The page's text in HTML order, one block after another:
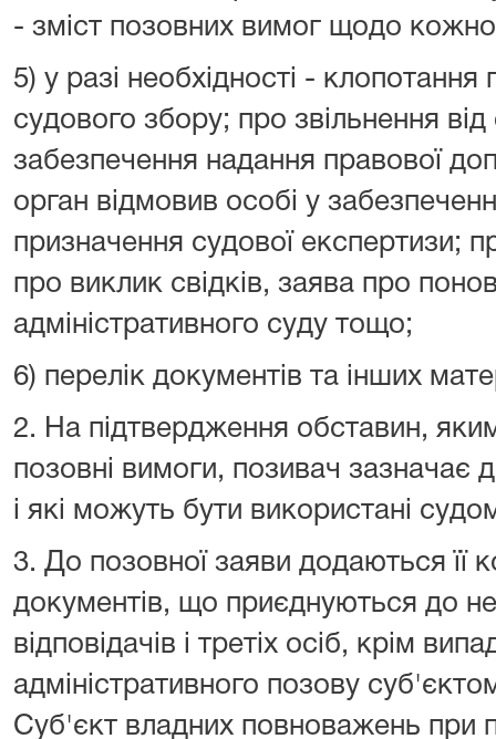
- зміст позовних вимог щодо
5) у разі необхідності - клопотання
судового збору; про звільнення
забезпечення надання правової
орган відмовив особі у
призначення судової експертизи;
про виклик свідків, заява про
адміністративного суду тощо;
6) перелік документів та інших
2. На підтвердження обставин,
позовні вимоги, позивач зазначає
і які можуть бути використані
3. До позовної заяви додаються її
документів, що приєднуються до
відповідачів і третіх осіб, крім
адміністративного позову
Суб'єкт владних повноважень при